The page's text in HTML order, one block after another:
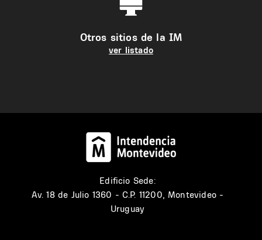
Otros sitios de la IM
ver listado
Edificio Sede:
Av. 18 de Julio 1360 - C.P. 11200, Montevideo -
Uruguay